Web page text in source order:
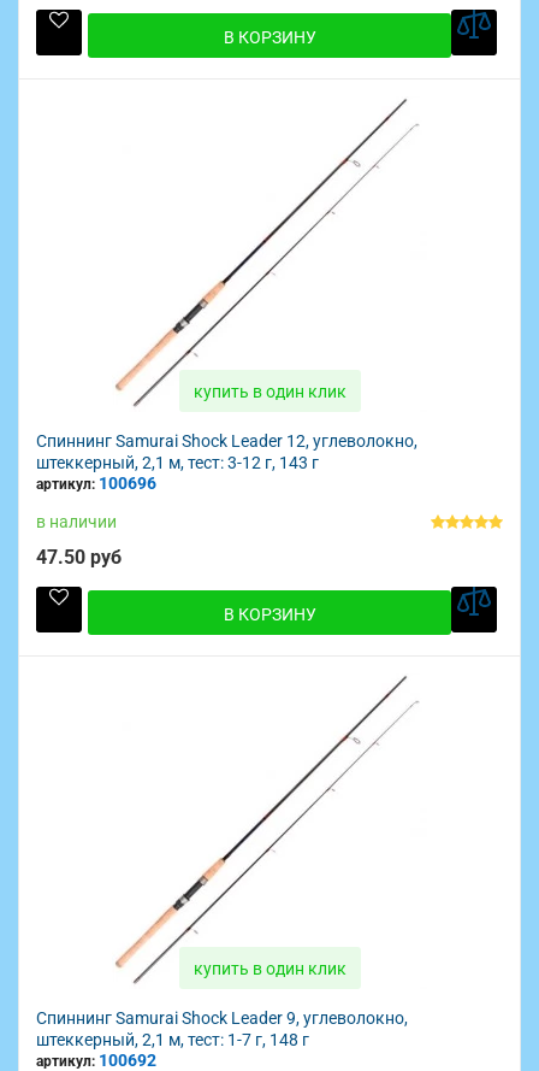
В КОРЗИНУ
купить в один клик
Спиннинг Samurai Shock Leader 12, углеволокно,
штеккерный, 2,1 м, тест: 3-12 г, 143 г
артикул: 100696
в наличии
47.50 руб
В КОРЗИНУ
купить в один клик
Спиннинг Samurai Shock Leader 9, углеволокно,
штеккерный, 2,1 м, тест: 1-7 г, 148 г
артикул: 100692